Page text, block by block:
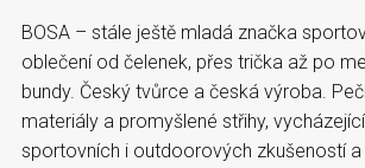
BOSA – stále ještě mladá značka
oblečení od čelenek, přes trička až po
bundy. Český tvůrce a česká výroba.
materiály a promyšlené střihy,
sportovních i outdoorových zkušeností a